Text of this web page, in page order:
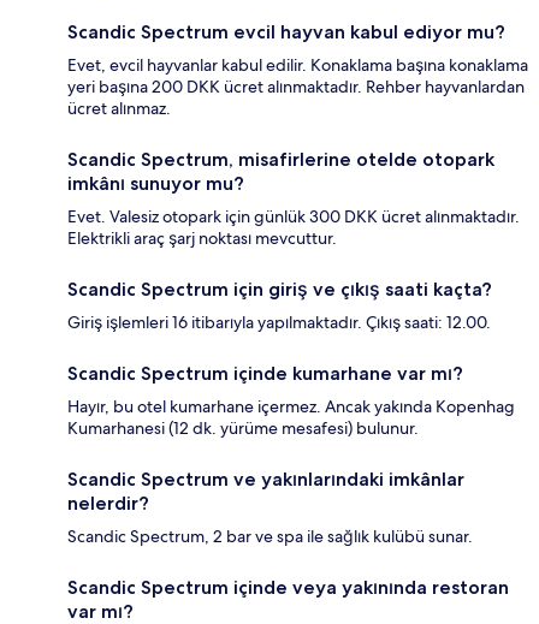
Scandic Spectrum evcil hayvan kabul ediyor mu?
Evet, evcil hayvanlar kabul edilir. Konaklama başına konaklama
yeri başına 200 DKK ücret alınmaktadır. Rehber hayvanlardan
ücret alınmaz.
Scandic Spectrum, misafirlerine otelde otopark
imkânı sunuyor mu?
Evet. Valesiz otopark için günlük 300 DKK ücret alınmaktadır.
Elektrikli araç şarj noktası mevcuttur.
Scandic Spectrum için giriş ve çıkış saati kaçta?
Giriş işlemleri 16 itibarıyla yapılmaktadır. Çıkış saati: 12.00.
Scandic Spectrum içinde kumarhane var mı?
Hayır, bu otel kumarhane içermez. Ancak yakında Kopenhag
Kumarhanesi (12 dk. yürüme mesafesi) bulunur.
Scandic Spectrum ve yakınlarındaki imkânlar
nelerdir?
Scandic Spectrum, 2 bar ve spa ile sağlık kulübü sunar.
Scandic Spectrum içinde veya yakınında restoran
var mı?